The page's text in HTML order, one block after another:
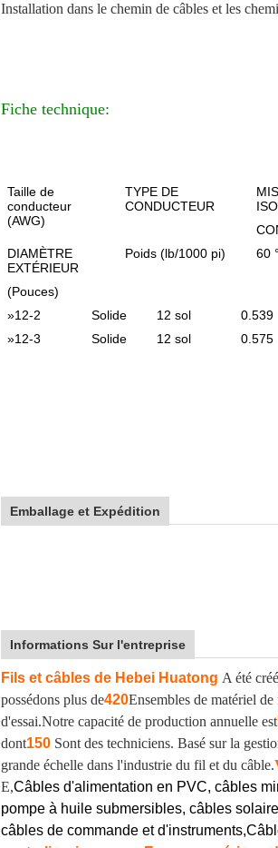
Installation dans le chemin de câbles et les
Fiche technique:
Taille de
conducteur
(AWG)
TYPE DE
CONDUCTEUR
DIAMÈTRE
EXTÉRIEUR
(Pouces)
Poids (lb/1000 pi) 60
»12-2 Solide 12 sol 0.539
»12-3 Solide 12 sol 0.575
Emballage et Expédition
Informations Sur l'entreprise
Fils et câbles de Hebei Huatong A été
possédons plus de420Ensembles de matériel
d'essai.Notre capacité de production annuelle est
dont150 Sont des techniciens. Basé sur la
grande échelle dans l'industrie du fil et du câble.
E,Câbles d'alimentation en PVC, câbles
pompe à huile submersibles, câbles
câbles de commande et d'instruments,